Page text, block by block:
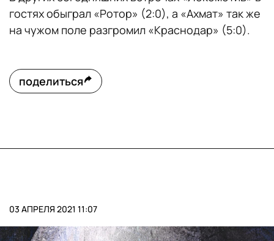
гостях обыграл «Ротор» (2:0), а «Ахмат» так же
на чужом поле разгромил «Краснодар» (5:0).
поделиться
03 АПРЕЛЯ 2021 11:07